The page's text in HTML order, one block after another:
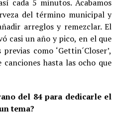
cada 5 minutos. Acabamos
del término municipal y
arreglos y remezclar. El
casi un año y pico, en el que
como ‘Gettin´Closer’,
hasta las ocho que
del 84 para dedicarle el
tema?